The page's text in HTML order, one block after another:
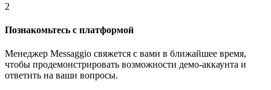
2
Познакомьтесь с платформой
Менеджер Messaggio свяжется с вами в ближайшее время,
чтобы продемонстрировать возможности демо-аккаунта и
ответить на ваши вопросы.